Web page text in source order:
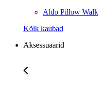
Aldo Pillow Walk
Kõik kaubad
Aksessuaarid